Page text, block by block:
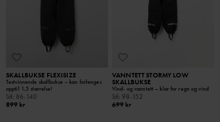
SKALLBUKSE FLEXISIZE
Testvinnende skallbukse – kan forlenges
opptil 1,5 størrelse!
Stl: 86-140
899 kr
VANNTETT STORMY LOW
SKALLBUKSE
Vind- og vanntett – klar for regn og vind
Stl: 98-152
699 kr